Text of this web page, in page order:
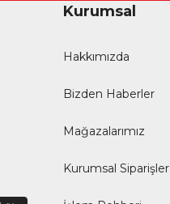
Kurumsal
Hakkımızda
Bizden Haberler
Mağazalarımız
Kurumsal Siparişler